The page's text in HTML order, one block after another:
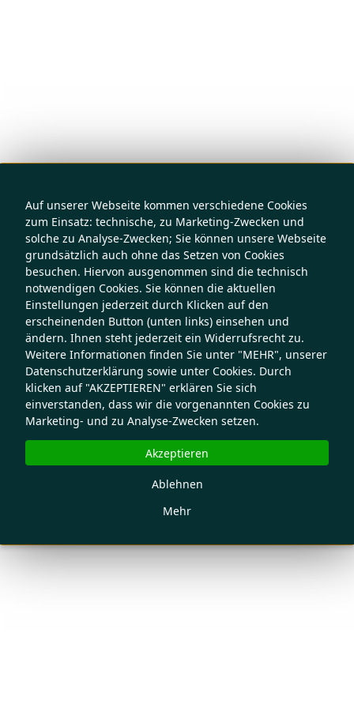
Auf unserer Webseite kommen verschiedene Cookies
zum Einsatz: technische, zu Marketing-Zwecken und
solche zu Analyse-Zwecken; Sie können unsere Webseite
grundsätzlich auch ohne das Setzen von Cookies
besuchen. Hiervon ausgenommen sind die technisch
notwendigen Cookies. Sie können die aktuellen
Einstellungen jederzeit durch Klicken auf den
erscheinenden Button (unten links) einsehen und
ändern. Ihnen steht jederzeit ein Widerrufsrecht zu.
Weitere Informationen finden Sie unter "MEHR", unserer
Datenschutzerklärung sowie unter Cookies. Durch
klicken auf "AKZEPTIEREN" erklären Sie sich
einverstanden, dass wir die vorgenannten Cookies zu
Marketing- und zu Analyse-Zwecken setzen.
Mehr
Ablehnen
Akzeptieren